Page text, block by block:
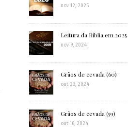
nov 12, 2025
Leitura da Bíblia em 2025
nov 9, 2024
Grãos de cevada (60)
out 23, 2024
Grãos de cevada (59)
out 16, 2024